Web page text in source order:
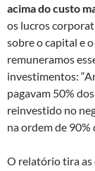
acima do custo
os lucros
sobre o capital e
remuneramos
investimentos:
pagavam 50%
reinvestido no
na ordem de
O relatório tira as